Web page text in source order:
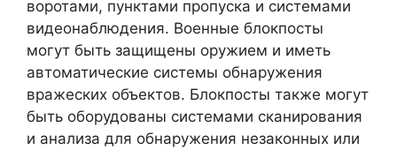
воротами, пунктами пропуска и системами
видеонаблюдения. Военные блокпосты
могут быть защищены оружием и иметь
автоматические системы обнаружения
вражеских объектов. Блокпосты также могут
быть оборудованы системами сканирования
и анализа для обнаружения незаконных или